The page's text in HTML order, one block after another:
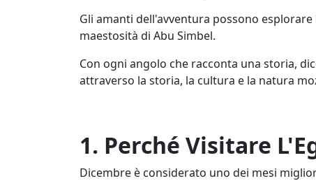
Gli amanti dell'avventura possono
maestosità di Abu Simbel.
Con ogni angolo che racconta una storia,
attraverso la storia, la cultura e la natura
1. Perché Visitare
Dicembre è considerato uno dei mesi